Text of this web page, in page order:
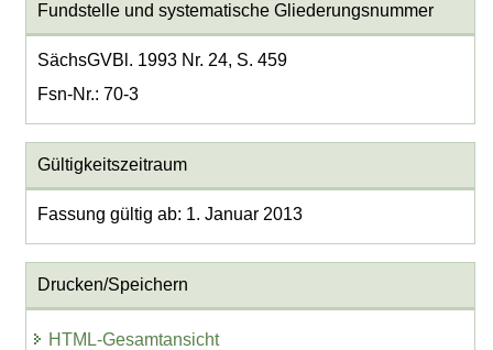
Fundstelle und systematische Gliederungsnummer
SächsGVBl. 1993 Nr. 24, S. 459
Fsn-Nr.: 70-3
Gültigkeitszeitraum
Fassung gültig ab: 1. Januar 2013
Drucken/Speichern
HTML-Gesamtansicht